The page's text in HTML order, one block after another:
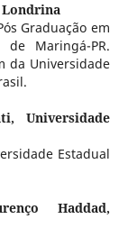
Londrina
Graduação em
de Maringá-PR.
da Universidade
Universidade
Estadual
Haddad,